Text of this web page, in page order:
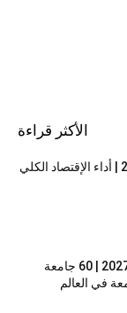
الأكثر قراءة
إجمالي الناتج المحلي 2025 | أداء الإقتصاد الكلي
تصنيف الجامعات كيو إس 2027 | 60 جامعة